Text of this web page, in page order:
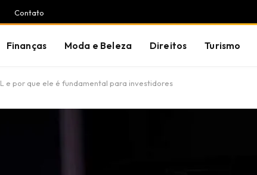
Contato
Finanças Moda e Beleza Direitos Turismo
e por que ele é fundamental para investidores